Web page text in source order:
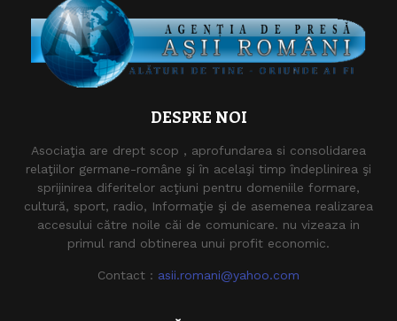
DESPRE NOI
Asociaţia are drept scop , aprofundarea si consolidarea
relaţiilor germane-române şi în acelaşi timp îndeplinirea şi
sprijinirea diferitelor acţiuni pentru domeniile formare,
cultură, sport, radio, Informaţie şi de asemenea realizarea
accesului către noile căi de comunicare. nu vizeaza in
primul rand obtinerea unui profit economic.
Contact : asii.romani@yahoo.com